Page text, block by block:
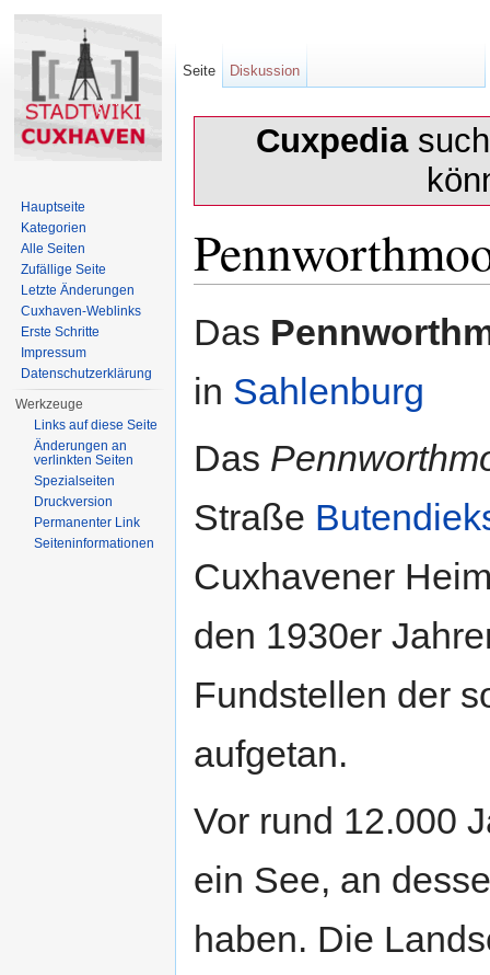
Cuxpedia
Das
in Sahlenburg
Das
Straße
Cuxhavener
den 1930er
Fundstellen der
aufgetan.
Vor rund 12.000
ein See, an
haben. Die
Seite Diskussion
Hauptseite
Kategorien
Alle Seiten
Zufällige Seite
Letzte Änderungen
Cuxhaven-Weblinks
Erste Schritte
Impressum
Datenschutzerklärung
Werkzeuge
Links auf diese Seite
Änderungen an
verlinkten Seiten
Spezialseiten
Druckversion
Permanenter Link
Seiten­informationen